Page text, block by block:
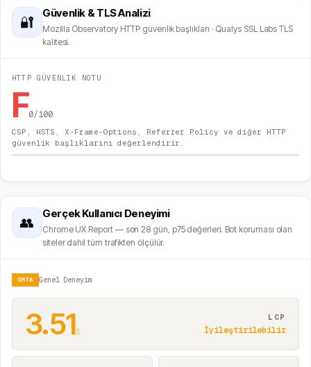
🔐
Güvenlik & TLS Analizi
Mozilla Observatory HTTP güvenlik başlıkları · Qualys SSL Labs TLS
kalitesi.
HTTP GÜVENLIK NOTU
F0/100
CSP, HSTS, X-Frame-Options, Referrer Policy ve diğer HTTP
güvenlik başlıklarını değerlendirir.
👥
Gerçek Kullanıcı Deneyimi
Chrome UX Report — son 28 gün, p75 değerleri. Bot koruması olan
siteler dahil tüm trafikten ölçülür.
ORTA Genel Deneyim
3.51s
LCP
İyileştirilebilir